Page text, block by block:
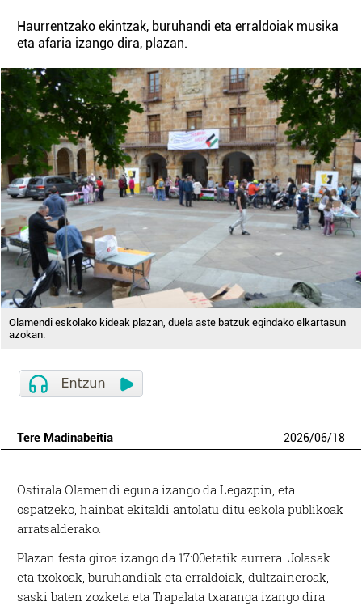
Haurrentzako ekintzak, buruhandi eta erraldoiak musika
eta afaria izango dira, plazan.
Olamendi eskolako kideak plazan, duela aste batzuk egindako elkartasun
azokan.
Tere Madinabeitia 2026/06/18
Ostirala Olamendi eguna izango da Legazpin, eta
ospatzeko, hainbat ekitaldi antolatu ditu eskola publikoak
arratsalderako.
Plazan festa giroa izango da 17:00etatik aurrera. Jolasak
eta txokoak, buruhandiak eta erraldoiak, dultzaineroak,
saski baten zozketa eta Trapalata txaranga izango dira